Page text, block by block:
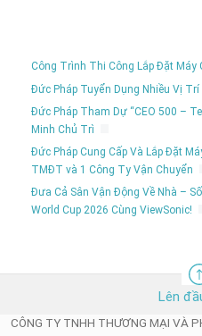
Công Trình Thi Công Lắp Đặt
Đức Pháp Tuyển Dụng Nhiều Vị Trí
Đức Pháp Tham Dự “CEO 500 –
Minh Chủ Trì
Đức Pháp Cung Cấp Và Lắp Đặt
TMĐT và 1 Công Ty Vận Chuyển
Đưa Cả Sân Vận Động Về Nhà –
World Cup 2026 Cùng ViewSonic!
Lên
CÔNG TY TNHH THƯƠNG MẠI VÀ